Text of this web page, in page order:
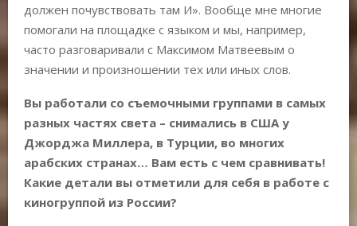
должен почувствовать там И». Вообще мне многие
помогали на площадке с языком и мы, например,
часто разговаривали с Максимом Матвеевым о
значении и произношении тех или иных слов.
Вы работали со съемочными группами в самых
разных частях света – снимались в США у
Джорджа Миллера, в Турции, во многих
арабских странах… Вам есть с чем сравнивать!
Какие детали вы отметили для себя в работе с
киногруппой из России?